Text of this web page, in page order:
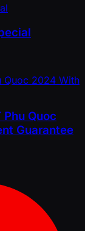
Quoc
Guarantee